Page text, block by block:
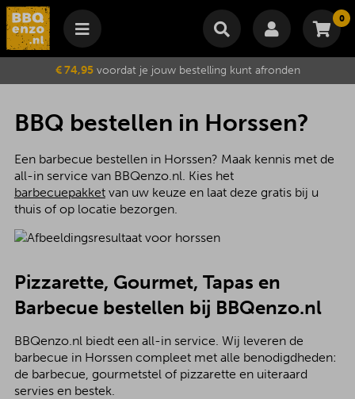
0
Winkelmand
Je winkelwagen is momenteel leeg.
Subtotaal €
Wijzig winkelmand
€ 74,95voordat je jouw bestelling kunt afronden
BBQ bestellen in Horssen?
Een barbecue bestellen in Horssen? Maak kennis met de
all-in service van BBQenzo.nl. Kies het
barbecuepakketvan uw keuze en laat deze gratis bij u
thuis of op locatie bezorgen.
Pizzarette, Gourmet, Tapas en
Barbecue bestellen bij BBQenzo.nl
BBQenzo.nl biedt een all-in service. Wij leveren de
barbecue in Horssen compleet met alle benodigdheden:
de barbecue, gourmetstel of pizzarette en uiteraard
servies en bestek.